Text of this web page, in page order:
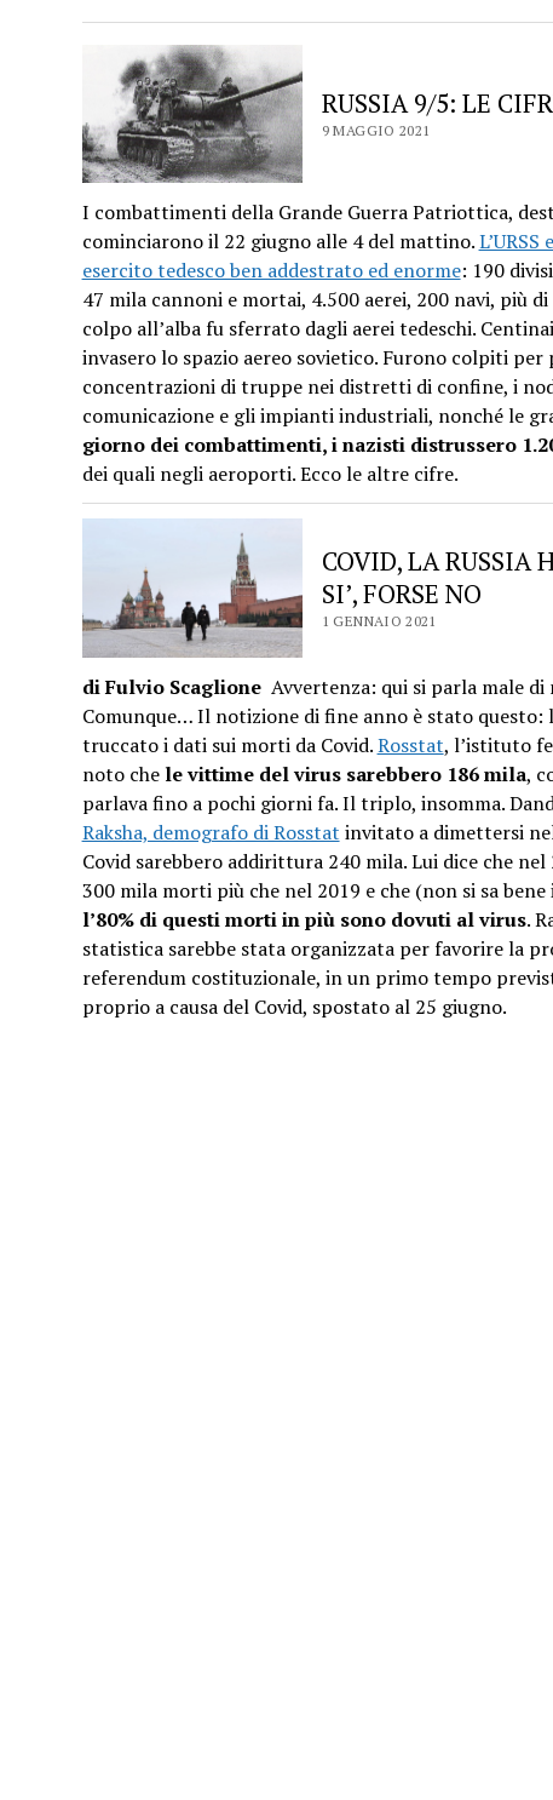
RUSSIA 9/5: LE
9 MAGGIO 2021
I combattimenti della Grande Guerra Patriottica,
cominciarono il 22 giugno alle 4 del mattino.
esercito tedesco ben addestrato ed enorme: 190
47 mila cannoni e mortai, 4.500 aerei, 200 navi, più
colpo all’alba fu sferrato dagli aerei tedeschi.
invasero lo spazio aereo sovietico. Furono colpiti
concentrazioni di truppe nei distretti di confine, i
comunicazione e gli impianti industriali, nonché le
giorno dei combattimenti, i nazisti distrussero
dei quali negli aeroporti. Ecco le altre cifre.
COVID, LA RUSSIA
SI’, FORSE NO
1 GENNAIO 2021
di Fulvio ScaglioneAvvertenza: qui si parla male di
Comunque… Il notizione di fine anno è stato questo:
truccato i dati sui morti da Covid.Rosstat, l’istituto
noto che le vittime del virus sarebbero 186 mila,
parlava fino a pochi giorni fa. Il triplo, insomma.
Raksha, demografo di Rosstat invitato a dimettersi
Covid sarebbero addirittura 240 mila. Lui dice che
300 mila morti più che nel 2019 e che (non si sa
l’80% di questi morti in più sono dovuti al virus.
statistica sarebbe stata organizzata per favorire la
referendum costituzionale, in un primo tempo
proprio a causa del Covid, spostato al 25 giugno.